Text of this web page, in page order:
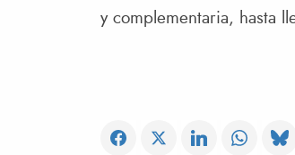
y complementaria, hasta